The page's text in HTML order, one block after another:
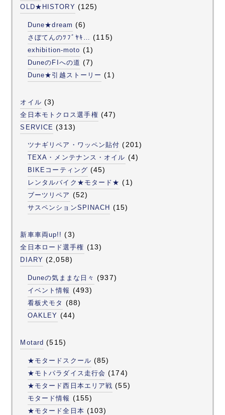
OLD★HISTORY (125)
Dune★dream (6)
さぼてんのﾂﾌﾞﾔｷ… (115)
exhibition-moto (1)
DuneのFIへの道 (7)
Dune★引越ストーリー (1)
オイル (3)
全日本モトクロス選手権 (47)
SERVICE (313)
ツナギリペア・ワッペン貼付 (201)
TEXA・メンテナンス・オイル (4)
BIKEコーティング (45)
レンタルバイク★モタード★ (1)
ブーツリペア (52)
サスペンションSPINACH (15)
新車車両up!! (3)
全日本ロード選手権 (13)
DIARY (2,058)
Duneの気ままな日々 (937)
イベント情報 (493)
看板犬モタ (88)
OAKLEY (44)
Motard (515)
★モタードスクール (85)
★モトパラダイス走行会 (174)
★モタード西日本エリア戦 (55)
モタード情報 (155)
★モタード全日本 (103)